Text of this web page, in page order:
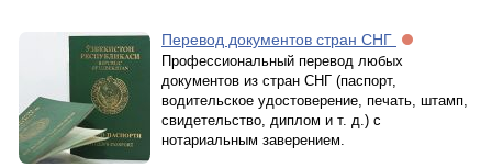
Перевод документов стран СНГ
Профессиональный перевод любых
документов из стран СНГ (паспорт,
водительское удостоверение, печать, штамп,
свидетельство, диплом и т. д.) с
нотариальным заверением.